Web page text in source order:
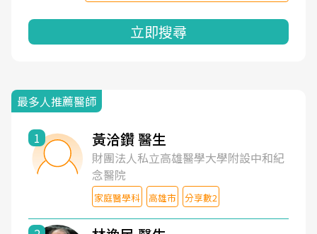
立即搜尋
最多人推薦醫師
1 黃洽鑽 醫生
財團法人私立高雄醫學大學附設中和紀
念醫院
家庭醫學科 高雄市 分享數2